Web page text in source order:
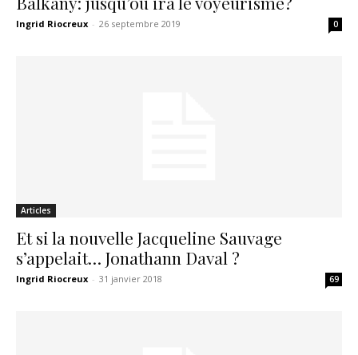
Ingrid Riocreux - 26 septembre 2019 0
Articles
Et si la nouvelle Jacqueline Sauvage
s’appelait… Jonathann Daval ?
Ingrid Riocreux - 31 janvier 2018 69